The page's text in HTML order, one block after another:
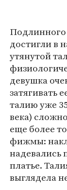
Подлинного
достигли в
утянутой
девушка
затягивать
талию уже
века)
еще более
фижмы:
надевались
платье.
выглядела